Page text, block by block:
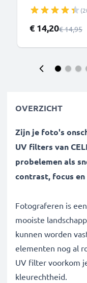
Speciale prijs
€ 14,20Normale
€ 14,95
OVERZICHT
Zijn je foto's
UV filters van
probelemen als
contrast, focus en
Fotograferen is
mooiste
kunnen worden
elementen nog al
UV filter voorkom
kleurechtheid.